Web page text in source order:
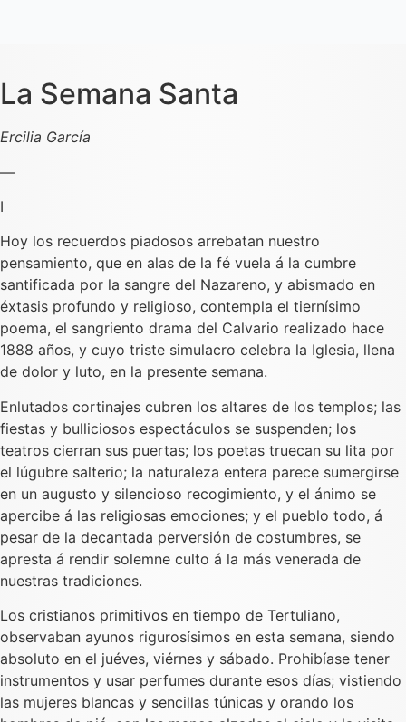
La Semana Santa
Ercilia García
―
I
Hoy los recuerdos piadosos arrebatan nuestro
pensamiento, que en alas de la fé vuela á la cumbre
santificada por la sangre del Nazareno, y abismado en
éxtasis profundo y religioso, contempla el tiernísimo
poema, el sangriento drama del Calvario realizado hace
1888 años, y cuyo triste simulacro celebra la Iglesia, llena
de dolor y luto, en la presente semana.
Enlutados cortinajes cubren los altares de los templos; las
fiestas y bulliciosos espectáculos se suspenden; los
teatros cierran sus puertas; los poetas truecan su lita por
el lúgubre salterio; la naturaleza entera parece sumergirse
en un augusto y silencioso recogimiento, y el ánimo se
apercibe á las religiosas emociones; y el pueblo todo, á
pesar de la decantada perversión de costumbres, se
apresta á rendir solemne culto á la más venerada de
nuestras tradiciones.
Los cristianos primitivos en tiempo de Tertuliano,
observaban ayunos rigurosísimos en esta semana, siendo
absoluto en el juéves, viérnes y sábado. Prohibíase tener
instrumentos y usar perfumes durante esos días; vistiendo
las mujeres blancas y sencillas túnicas y orando los